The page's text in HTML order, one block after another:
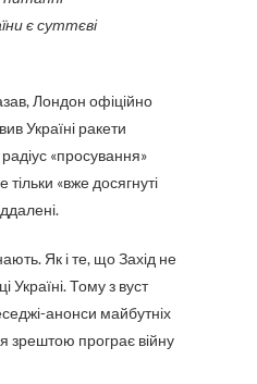
є суттєві
Лондон офіційно
Україні ракети
«просування»
«вже досягнуті
Як і те, що Захід не
Україні. Тому з вуст
анонси майбутніх
зрештою програє війну